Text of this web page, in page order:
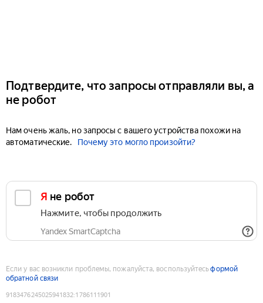
Подтвердите, что запросы отправляли вы, а
не робот
Нам очень жаль, но запросы с вашего устройства похожи на
автоматические.
Почему это могло произойти?
Я не робот
Нажмите, чтобы продолжить
Yandex SmartCaptcha
Если у вас возникли проблемы, пожалуйста, воспользуйтесьформой
обратной связи
9183476245025941832:1786111901